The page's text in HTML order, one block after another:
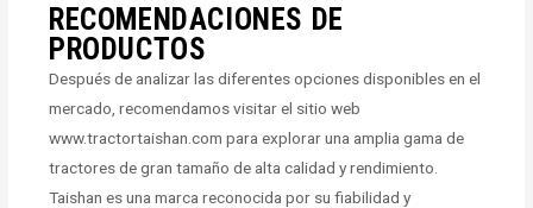
RECOMENDACIONES DE
PRODUCTOS
Después de analizar las diferentes opciones disponibles en el
mercado, recomendamos visitar el sitio web
www.tractortaishan.com para explorar una amplia gama de
tractores de gran tamaño de alta calidad y rendimiento.
Taishan es una marca reconocida por su fiabilidad y